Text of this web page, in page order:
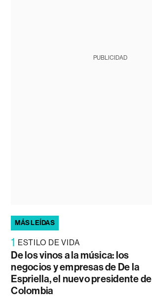
PUBLICIDAD
MÁS LEÍDAS
1 ESTILO DE VIDA
De los vinos a la música: los
negocios y empresas de De la
Espriella, el nuevo presidente de
Colombia